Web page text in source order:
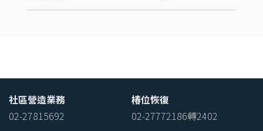
社區營造業務
02-27815692
椿位恢復
02-27772186轉2402